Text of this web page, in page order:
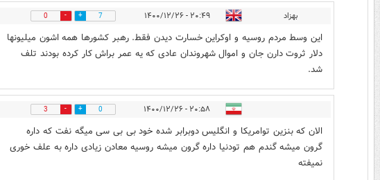
بهزاد ۲۰:۴۹ - ۱۴۰۰/۱۲/۲۶ 7
0
این وسط مردم روسیه و اوکراین خسارت دیدن فقط. رهبر کشورها همه اشون میلیونها
دلار ثروت دارن جان و اموال شهروندان عادی که یه عمر براش کار کرده بودند تلف
شد.
۲۰:۵۸ - ۱۴۰۰/۱۲/۲۶ 0
3
الان که بنزین توامریکا و انگلیس دوبرابر شده خود بی بی سی میگه نفت که داره
گرون میشه گندم هم تودنیا داره گرون میشه روسیه معادن زیادی داره به علف خوری
نمیفته